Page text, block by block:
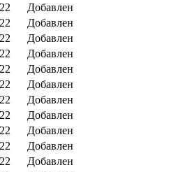
Добавлен
Добавлен
Добавлен
Добавлен
Добавлен
Добавлен
Добавлен
Добавлен
Добавлен
Добавлен
Добавлен